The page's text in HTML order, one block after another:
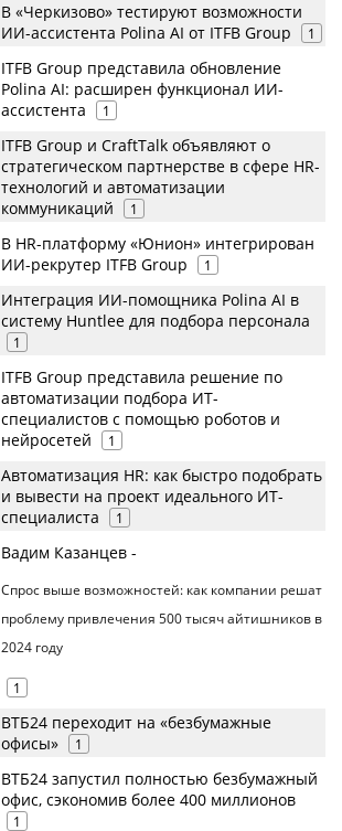
В «Черкизово» тестируют возможности
ИИ-ассистента Polina AI от ITFB Group
1
ITFB Group представила обновление
Polina AI: расширен функционал ИИ-
ассистента
1
ITFB Group и CraftTalk объявляют о
стратегическом партнерстве в сфере HR-
технологий и автоматизации
коммуникаций
1
В HR-платформу «Юнион» интегрирован
ИИ-рекрутер ITFB Group
1
Интеграция ИИ-помощника Polina AI в
систему Huntlee для подбора персонала
1
ITFB Group представила решение по
автоматизации подбора ИТ-
специалистов с помощью роботов и
нейросетей
1
Автоматизация HR: как быстро подобрать
и вывести на проект идеального ИT-
специалиста
1
Вадим Казанцев -
Спрос выше возможностей: как компании решат
проблему привлечения 500 тысяч айтишников в
2024 году
1
ВТБ24 переходит на «безбумажные
офисы»
1
ВТБ24 запустил полностью безбумажный
офис, сэкономив более 400 миллионов
1